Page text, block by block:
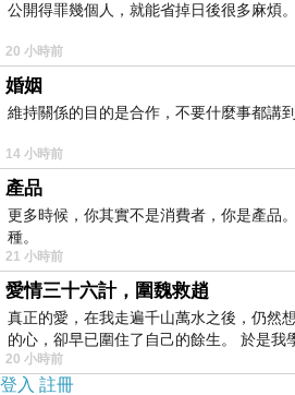
可是~我不喜歡滿
那都是偷來盜來的理論，
段路程
『分享』是用來
不是拿來判定自己
我喜歡在大海中遊走
跑!!
公開得罪幾個人，就能省掉日後很多麻煩。
20 小時前
婚姻
維持關係的目的是合作，不要什麼事都講
14 小時前
產品
更多時候，你其實不是消費者，你是產品
種。
21 小時前
愛情三十六計，圍魏救趙
真正的愛，在我走遍千山萬水之後，仍然
的心，卻早已圍住了自己的餘生。 於是我
20 小時前
登入 註冊